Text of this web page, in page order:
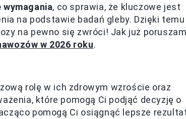
, co sprawia, że kluczowe jest
na podstawie badań gleby. Dzięki temu
na pewno się zwróci! Jak już
w 2026 roku.
rolę w ich zdrowym wzroście oraz
które pomogą Ci podjąć decyzję o
pomogą Ci osiągnąć lepsze